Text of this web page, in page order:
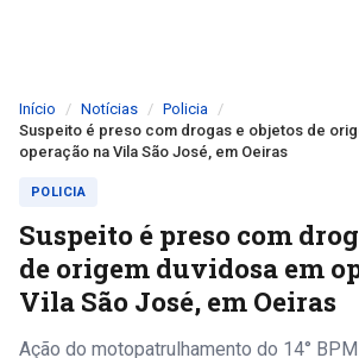
Início Notícias
Policia
Suspeito é preso com drogas e objetos de
operação na Vila São José, em Oeiras
POLICIA
Suspeito é preso com
de origem duvidosa em
Vila São José, em Oeiras
Ação do motopatrulhamento do 14°